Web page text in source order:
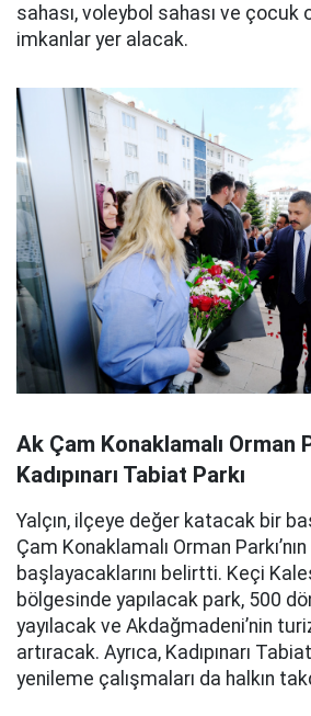
sahası, voleybol sahası ve çocuk
imkanlar yer alacak.
Ak Çam Konaklamalı Orman
Kadıpınarı Tabiat Parkı
Yalçın, ilçeye değer katacak bir
Çam Konaklamalı Orman
başlayacaklarını belirtti. Keçi
bölgesinde yapılacak park, 500
yayılacak ve Akdağmadeni’nin
artıracak. Ayrıca, Kadıpınarı
yenileme çalışmaları da halkın